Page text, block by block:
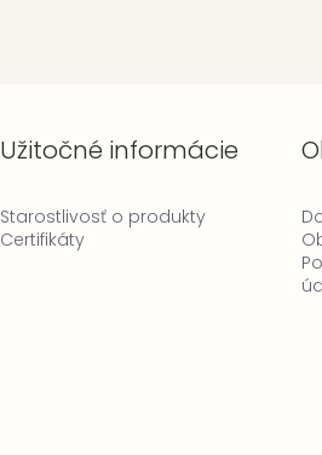
Užitočné informácie
Starostlivosť o produkty
Certifikáty